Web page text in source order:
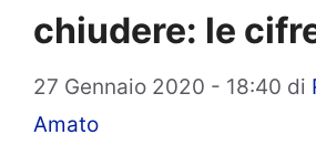
chiudere: le
27 Gennaio 2020 - 18:40 di
Amato